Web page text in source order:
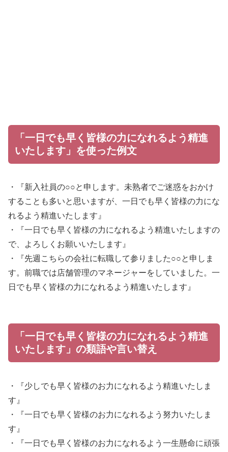
「一日でも早く皆様の力になれるよう精進
いたします」を使った例文
・『新入社員の○○と申します。未熟者でご迷惑をおかけ
することも多いと思いますが、一日でも早く皆様の力にな
れるよう精進いたします』
・『一日でも早く皆様の力になれるよう精進いたしますの
で、よろしくお願いいたします』
・『先週こちらの会社に転職して参りました○○と申しま
す。前職では店舗管理のマネージャーをしていました。一
日でも早く皆様の力になれるよう精進いたします』
「一日でも早く皆様の力になれるよう精進
いたします」の類語や言い替え
・『少しでも早く皆様のお力になれるよう精進いたしま
す』
・『一日でも早く皆様のお力になれるよう努力いたしま
す』
・『一日でも早く皆様のお力になれるよう一生懸命に頑張